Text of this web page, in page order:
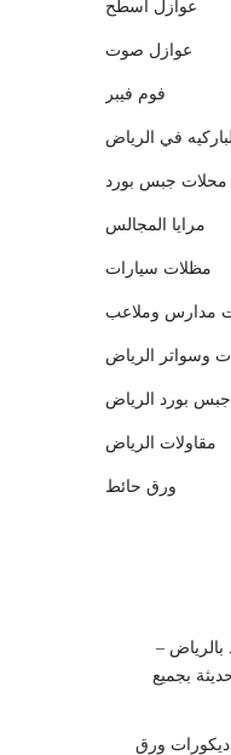
عوازل اسطح
عوازل صوت
فوم فيبر
في الرياض
محلات جبس بورد
مرايا المجالس
مظلات سيارات
مدارس وملاعب
وسواتر الرياض
بورد الرياض
مقاولات الرياض
ورق حائط
بالرياض –
بجميع
ورق